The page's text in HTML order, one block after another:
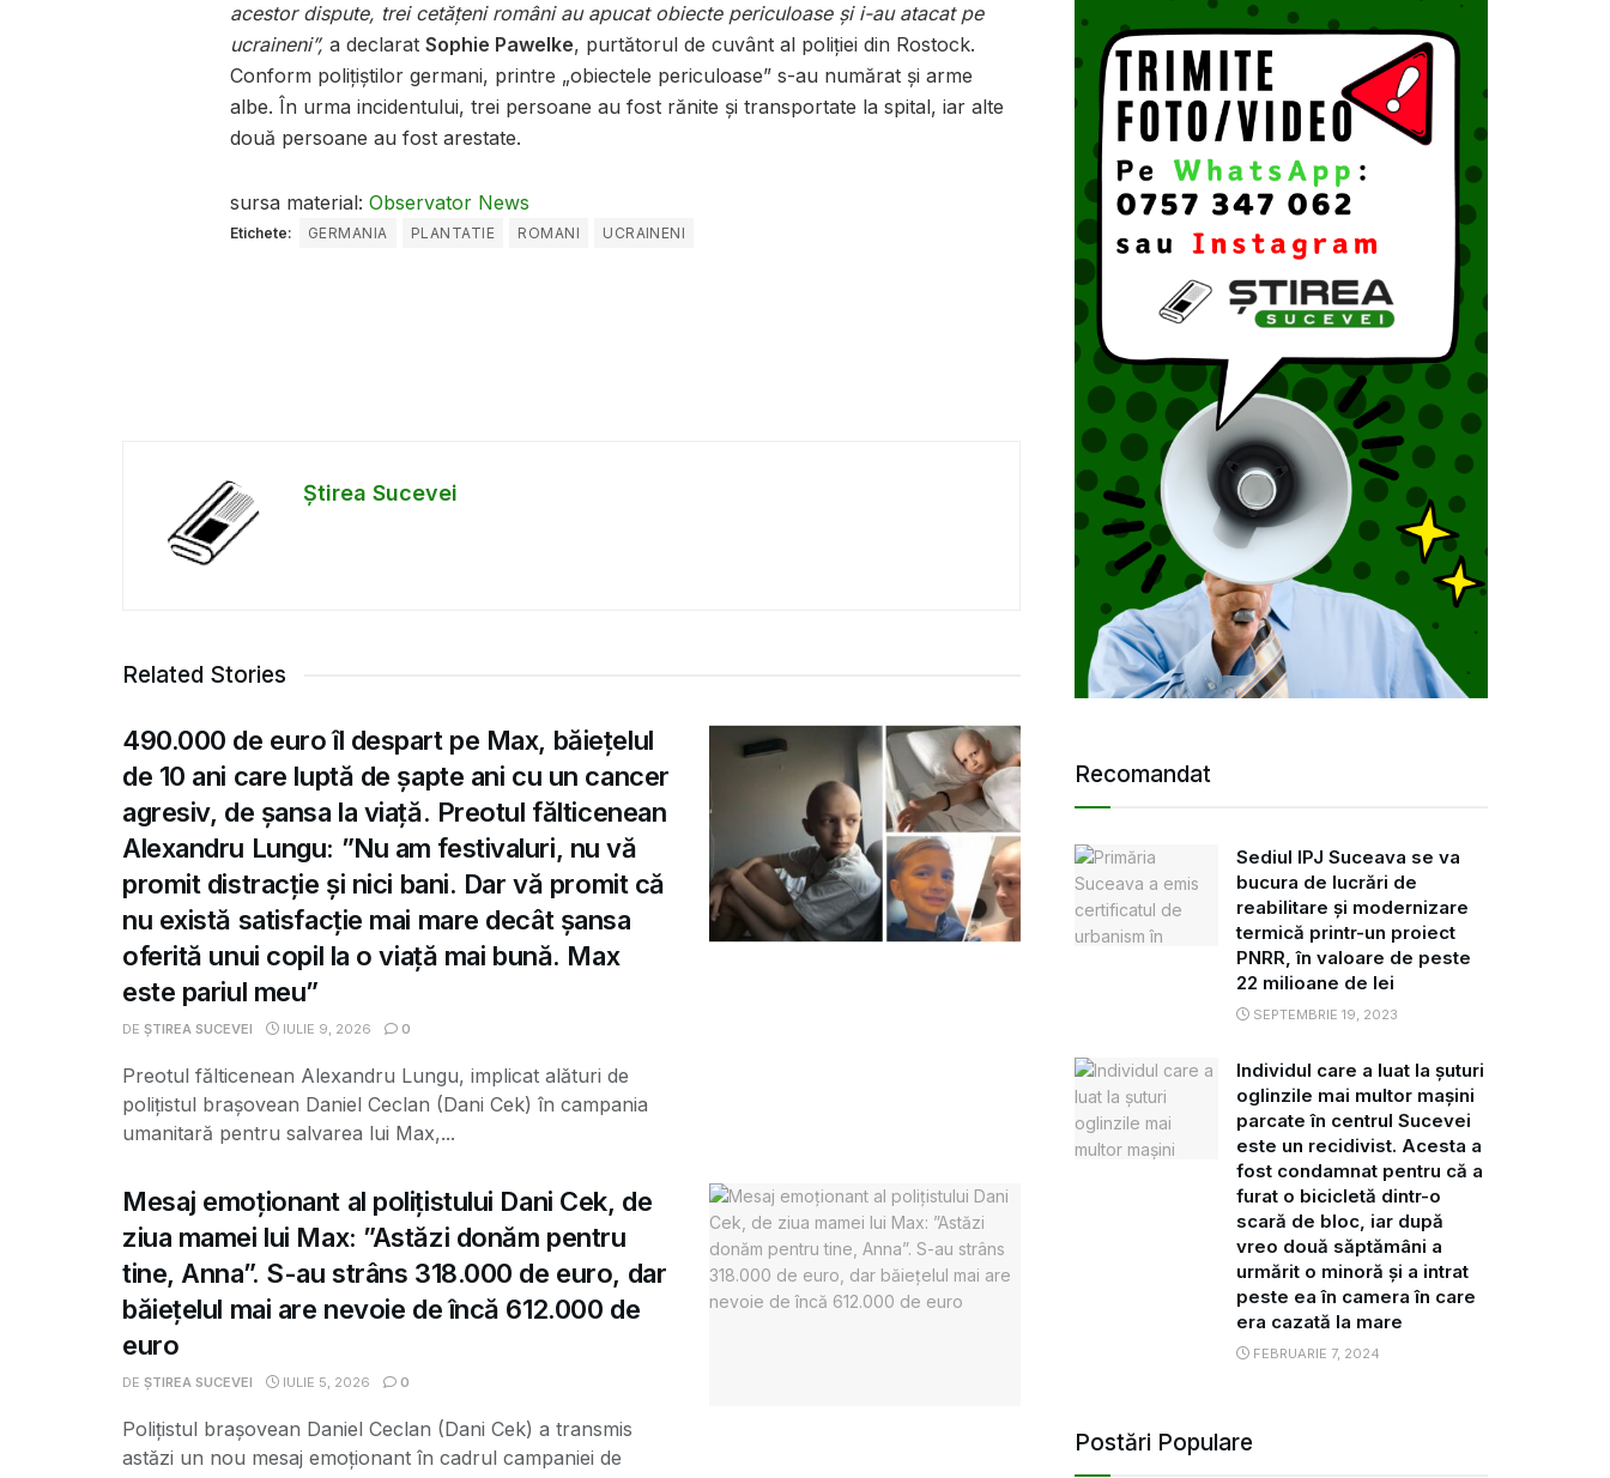
acestor dispute, trei cetăţeni români au apucat obiecte periculoase şi i-au atacat pe
ucraineni”, a declarat Sophie Pawelke, purtătorul de cuvânt al poliţiei din Rostock.
Conform poliţiştilor germani, printre „obiectele periculoase” s-au numărat şi arme
albe. În urma incidentului, trei persoane au fost rănite şi transportate la spital, iar alte
două persoane au fost arestate.
sursa material: Observator News
Etichete: GERMANIA PLANTATIE ROMANI UCRAINENI
Știrea Sucevei
Related Stories
490.000 de euro îl despart pe Max, băiețelul
de 10 ani care luptă de șapte ani cu un cancer
agresiv, de șansa la viață. Preotul fălticenean
Alexandru Lungu: ”Nu am festivaluri, nu vă
promit distracție și nici bani. Dar vă promit că
nu există satisfacție mai mare decât șansa
oferită unui copil la o viață mai bună. Max
este pariul meu”
DE ȘTIREA SUCEVEI IULIE 9, 2026 0
Preotul fălticenean Alexandru Lungu, implicat alături de
polițistul brașovean Daniel Ceclan (Dani Cek) în campania
umanitară pentru salvarea lui Max,...
Mesaj emoționant al polițistului Dani Cek, de
ziua mamei lui Max: ”Astăzi donăm pentru
tine, Anna”. S-au strâns 318.000 de euro, dar
băiețelul mai are nevoie de încă 612.000 de
euro
DE ȘTIREA SUCEVEI IULIE 5, 2026 0
Polițistul brașovean Daniel Ceclan (Dani Cek) a transmis
astăzi un nou mesaj emoționant în cadrul campaniei de
Recomandat
Sediul IPJ Suceava se va
bucura de lucrări de
reabilitare și modernizare
termică printr-un proiect
PNRR, în valoare de peste
22 milioane de lei
SEPTEMBRIE 19, 2023
Individul care a luat la șuturi
oglinzile mai multor mașini
parcate în centrul Sucevei
este un recidivist. Acesta a
fost condamnat pentru că a
furat o bicicletă dintr-o
scară de bloc, iar după
vreo două săptămâni a
urmărit o minoră și a intrat
peste ea în camera în care
era cazată la mare
FEBRUARIE 7, 2024
Postări Populare